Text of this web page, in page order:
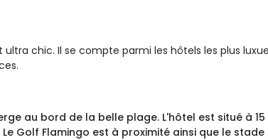
chic. Il se compte parmi les hôtels les plus
au bord de la belle plage. L'hôtel est situé à
Golf Flamingo est à proximité ainsi que le